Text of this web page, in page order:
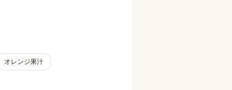
オレンジ果汁